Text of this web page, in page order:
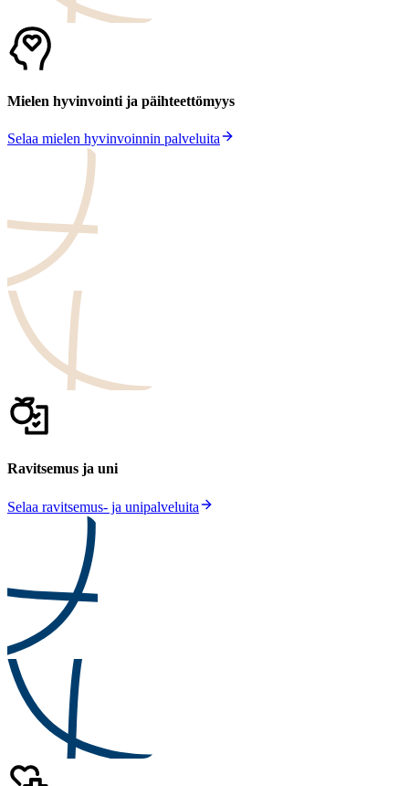
Mielen hyvinvointi ja päihteettömyys
Selaa mielen hyvinvoinnin palveluita
Ravitsemus ja uni
Selaa ravitsemus- ja unipalveluita